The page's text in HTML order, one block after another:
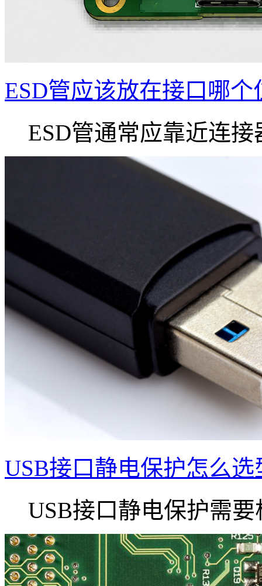
ESD管应该放在接口哪个
ESD管通常应靠近连接
USB接口静电保护怎么选
USB接口静电保护需要